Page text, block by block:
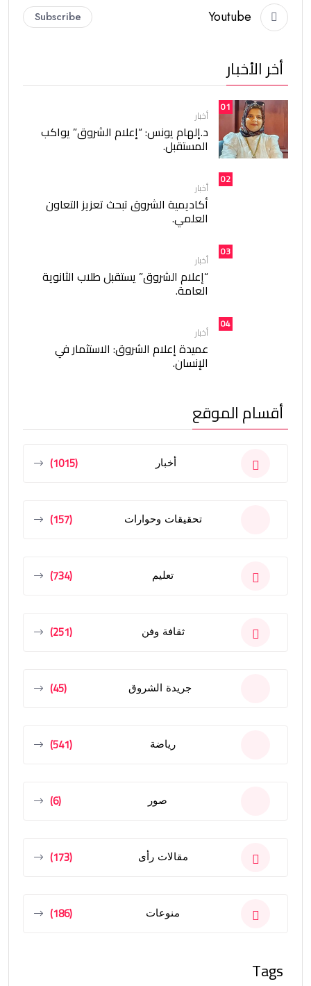
Youtube
Subscribe
أخر الأخبار
01
أخبار
د.إلهام يونس: “إعلام الشروق” يواكب
المستقبل.
02
أخبار
أكاديمية الشروق تبحث تعزيز التعاون
العلمي.
03
أخبار
“إعلام الشروق” يستقبل طلاب الثانوية
العامة.
04
أخبار
عميدة إعلام الشروق: الاستثمار في
الإنسان.
أقسام الموقع
أخبار (1015)
تحقيقات وحوارات (157)
تعليم (734)
ثقافة وفن (251)
جريدة الشروق (45)
رياضة (541)
صور (6)
مقالات رأى (173)
منوعات (186)
Tags